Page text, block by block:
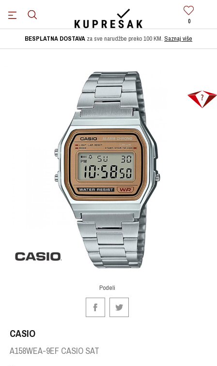
0
BESPLATNA DOSTAVA za sve narudžbe preko 100 KM. Saznaj više
Podeli
CASIO
A158WEA-9EF CASIO SAT